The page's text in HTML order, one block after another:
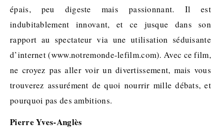
épais, peu digeste mais passionnant. Il est
indubitablement innovant, et ce jusque dans son
rapport au spectateur via une utilisation séduisante
d’internet (www.notremonde-lefilm.com). Avec ce film,
ne croyez pas aller voir un divertissement, mais vous
trouverez assurément de quoi nourrir mille débats, et
pourquoi pas des ambitions.
Pierre Yves-Anglès